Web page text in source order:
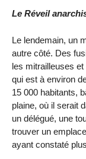
Le Réveil
Le lendemain, un
autre côté. Des
les mitrailleuses
qui est à environ
15 000 habitants,
plaine, où il serait
un délégué, une
trouver un
ayant constaté